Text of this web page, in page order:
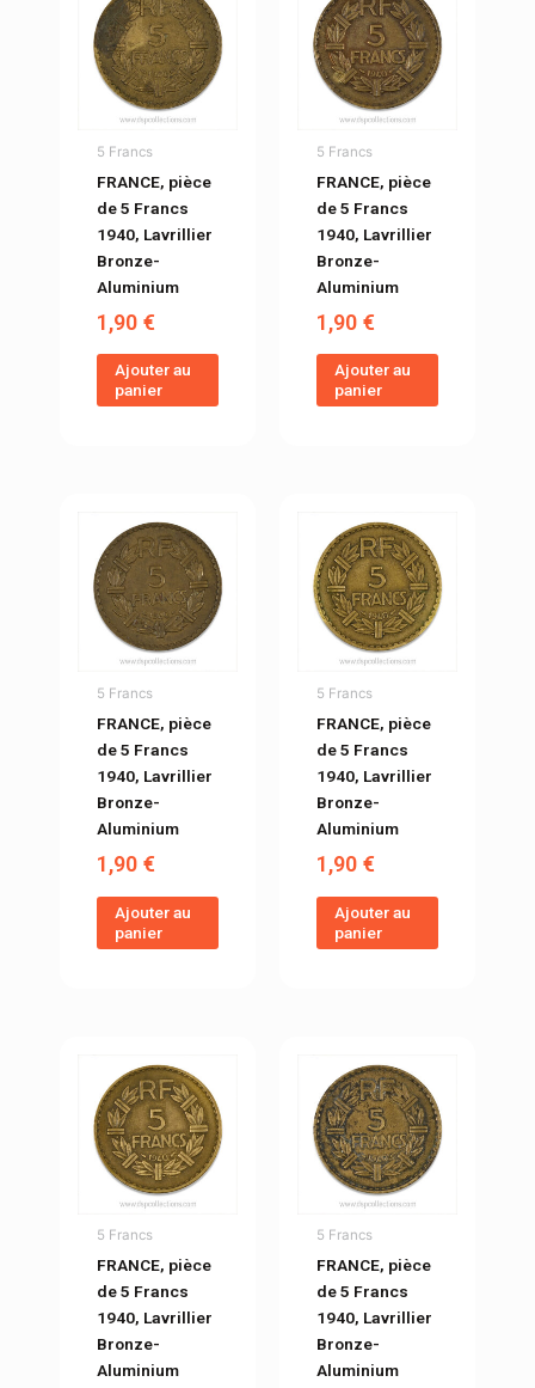
5 Francs
FRANCE, pièce
de 5 Francs
1940, Lavrillier
Bronze-
Aluminium
1,90€
Ajouter au
panier
5 Francs
FRANCE, pièce
de 5 Francs
1940, Lavrillier
Bronze-
Aluminium
1,90€
Ajouter au
panier
5 Francs
FRANCE, pièce
de 5 Francs
1940, Lavrillier
Bronze-
Aluminium
1,90€
Ajouter au
panier
5 Francs
FRANCE, pièce
de 5 Francs
1940, Lavrillier
Bronze-
Aluminium
1,90€
Ajouter au
panier
5 Francs
FRANCE, pièce
de 5 Francs
1940, Lavrillier
Bronze-
Aluminium
5 Francs
FRANCE, pièce
de 5 Francs
1940, Lavrillier
Bronze-
Aluminium